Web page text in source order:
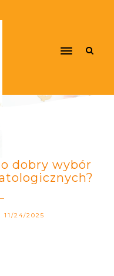
dobry wybór
11/24/2025